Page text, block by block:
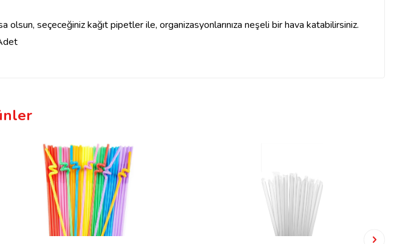
seçeceğiniz kağıt pipetler ile, organizasyonlarınıza neşeli bir hava katabilirsiniz.